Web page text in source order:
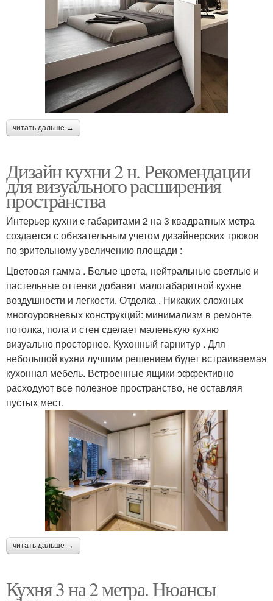
читать дальше →
Дизайн кухни 2 н. Рекомендации
для визуального расширения
пространства
Интерьер кухни c габаритами 2 на 3 квадратных метра
создается с обязательным учетом дизайнерских трюков
по зрительному увеличению площади :
Цветовая гамма . Белые цвета, нейтральные светлые и
пастельные оттенки добавят малогабаритной кухне
воздушности и легкости. Отделка . Никаких сложных
многоуровневых конструкций: минимализм в ремонте
потолка, пола и стен сделает маленькую кухню
визуально просторнее. Кухонный гарнитур . Для
небольшой кухни лучшим решением будет встраиваемая
кухонная мебель. Встроенные ящики эффективно
расходуют все полезное пространство, не оставляя
пустых мест.
читать дальше →
Кухня 3 на 2 метра. Нюансы